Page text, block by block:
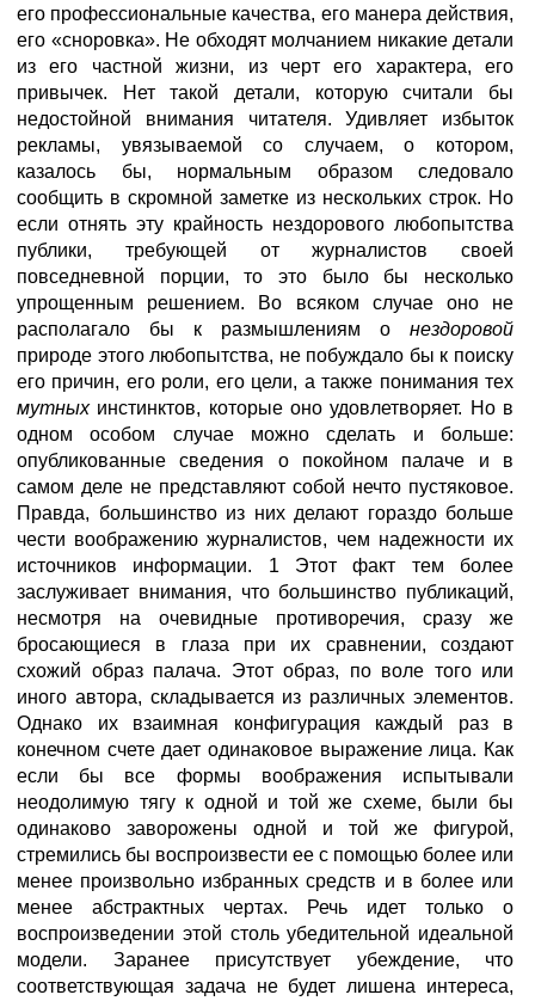
его профессиональные качества, его манера действия,
его «сноровка». Не обходят молчанием никакие детали
из его частной жизни, из черт его характера, его
привычек. Нет такой детали, которую считали бы
недостойной внимания читателя. Удивляет избыток
рекламы, увязываемой со случаем, о котором,
казалось бы, нормальным образом следовало
сообщить в скромной заметке из нескольких строк. Но
если отнять эту крайность нездорового любопытства
публики, требующей от журналистов своей
повседневной порции, то это было бы несколько
упрощенным решением. Во всяком случае оно не
располагало бы к размышлениям о нездоровой
природе этого любопытства, не побуждало бы к поиску
его причин, его роли, его цели, а также понимания тех
мутных инстинктов, которые оно удовлетворяет. Но в
одном особом случае можно сделать и больше:
опубликованные сведения о покойном палаче и в
самом деле не представляют собой нечто пустяковое.
Правда, большинство из них делают гораздо больше
чести воображению журналистов, чем надежности их
источников информации. 1 Этот факт тем более
заслуживает внимания, что большинство публикаций,
несмотря на очевидные противоречия, сразу же
бросающиеся в глаза при их сравнении, создают
схожий образ палача. Этот образ, по воле того или
иного автора, складывается из различных элементов.
Однако их взаимная конфигурация каждый раз в
конечном счете дает одинаковое выражение лица. Как
если бы все формы воображения испытывали
неодолимую тягу к одной и той же схеме, были бы
одинаково заворожены одной и той же фигурой,
стремились бы воспроизвести ее с помощью более или
менее произвольно избранных средств и в более или
менее абстрактных чертах. Речь идет только о
воспроизведении этой столь убедительной идеальной
модели. Заранее присутствует убеждение, что
соответствующая задача не будет лишена интереса,